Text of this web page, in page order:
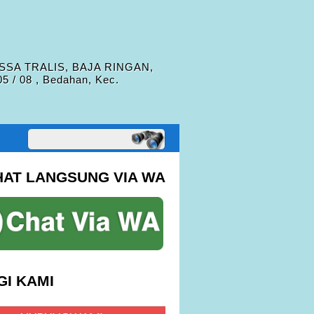
TRALIS, BAJA RINGAN,
/ 08 , Bedahan, Kec.
LANGSUNG VIA WA
KAMI